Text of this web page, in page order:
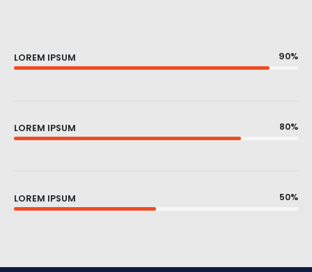
LOREM IPSUM 90%
LOREM IPSUM 80%
LOREM IPSUM 50%